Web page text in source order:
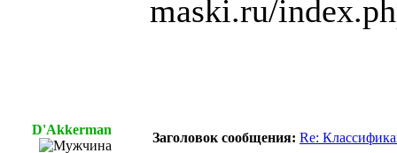
maski.ru/
D'Akkerman
Заголовок сообщения: Re: